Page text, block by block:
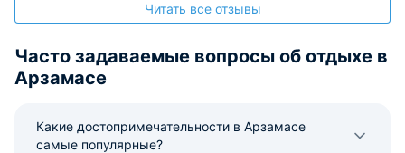
Читать все отзывы
Часто задаваемые вопросы об отдыхе в
Арзамасе
Какие достопримечательности в Арзамасе
самые популярные?